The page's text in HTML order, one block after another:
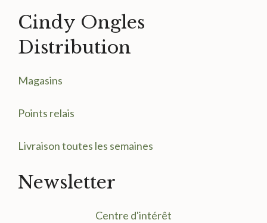
Cindy Ongles
Distribution
Magasins
Points relais
Livraison toutes les semaines
Newsletter
Centre d'intérêt